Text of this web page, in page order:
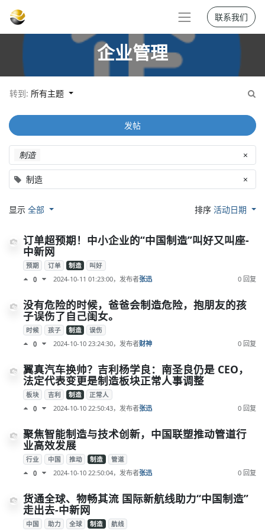
联系我们
企业管理
转到: 所有主题
制造 ×
制造 ×
发帖
显示 全部 排序活动日期
订单超预期！中小企业的“中国制造”叫好又叫座-
中新网
预期 订单 制造 叫好
0 2024-10-11 01:23:00，发布者张迅 0 回复
没有危险的时候，爸爸会制造危险，抱朋友的孩
子误伤了自己闺女。
时候 孩子 制造 误伤
0 2024-10-10 23:24:30，发布者财神 0 回复
翼真汽车换帅？吉利杨学良：南圣良仍是 CEO，
法定代表变更是制造板块正常人事调整
板块 吉利 制造 正常人
0 2024-10-10 22:50:43，发布者张迅 0 回复
聚焦智能制造与技术创新，中国联塑推动管道行
业高效发展
行业 中国 推动 制造 管道
0 2024-10-10 22:50:04，发布者张迅 0 回复
货通全球、物畅其流 国际新航线助力“中国制造”
走出去-中新网
中国 助力 全球 制造 航线